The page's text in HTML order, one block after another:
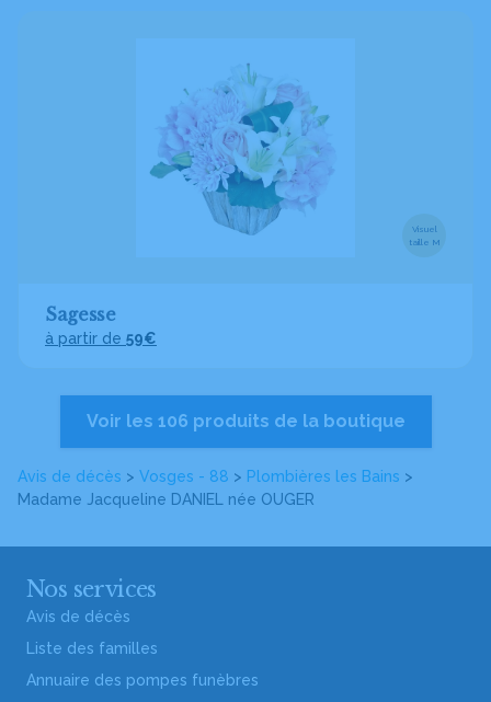
Avis de décès > Vosges - 88 > Plombières les Bains >
Madame Jacqueline DANIEL née OUGER
Visuel
taille M
Sagesse
à partir de 59€
Voir les 106 produits de la boutique
Nos services
Avis de décès
Liste des familles
Annuaire des pompes funèbres